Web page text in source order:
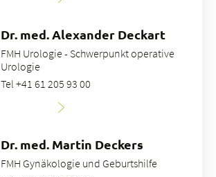
Dr. med. Alexander Deckart
FMH Urologie - Schwerpunkt operative
Urologie
Tel +41 61 205 93 00
Dr. med. Martin Deckers
FMH Gynäkologie und Geburtshilfe